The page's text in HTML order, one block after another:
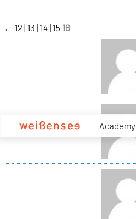
Academy
← 12 13 14 15 16